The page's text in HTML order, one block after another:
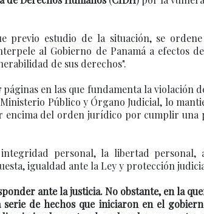
previo estudio de la situación, se
al Gobierno de Panamá a efectos
de sus derechos".
en las que fundamenta la violación
Público y Órgano Judicial, lo
encima del orden jurídico por cumplir una
personal, la libertad personal,
igualdad ante la Ley y protección
ante la justicia. No obstante, en la
de hechos que iniciaron en el